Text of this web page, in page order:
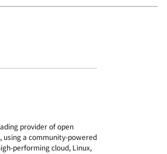
provider of open
a community-powered
performing cloud, Linux,